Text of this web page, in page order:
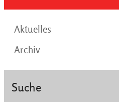
Aktuelles
Archiv
Suche